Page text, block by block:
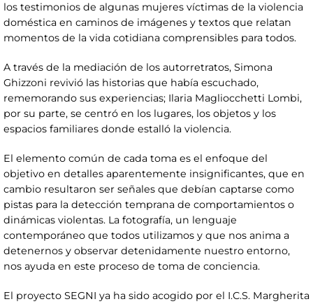
los testimonios de algunas mujeres víctimas de la violencia
doméstica en caminos de imágenes y textos que relatan
momentos de la vida cotidiana comprensibles para todos.
A través de la mediación de los autorretratos, Simona
Ghizzoni revivió las historias que había escuchado,
rememorando sus experiencias; Ilaria Magliocchetti Lombi,
por su parte, se centró en los lugares, los objetos y los
espacios familiares donde estalló la violencia.
El elemento común de cada toma es el enfoque del
objetivo en detalles aparentemente insignificantes, que en
cambio resultaron ser señales que debían captarse como
pistas para la detección temprana de comportamientos o
dinámicas violentas. La fotografía, un lenguaje
contemporáneo que todos utilizamos y que nos anima a
detenernos y observar detenidamente nuestro entorno,
nos ayuda en este proceso de toma de conciencia.
El proyecto SEGNI ya ha sido acogido por el I.C.S. Margherita